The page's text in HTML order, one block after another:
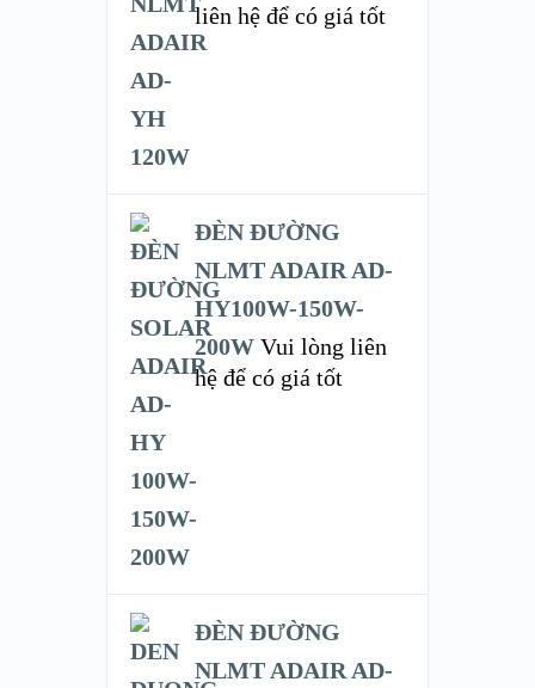
liên hệ để có giá tốt
ĐÈN ĐƯỜNG
NLMT ADAIR AD-
HY100W-150W-
200W Vui lòng liên
hệ để có giá tốt
ĐÈN ĐƯỜNG
NLMT ADAIR AD-